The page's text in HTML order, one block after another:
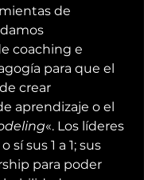
de
coaching e
para que el
crear
aprendizaje o el
«. Los líderes
sí sus 1 a 1; sus
para poder